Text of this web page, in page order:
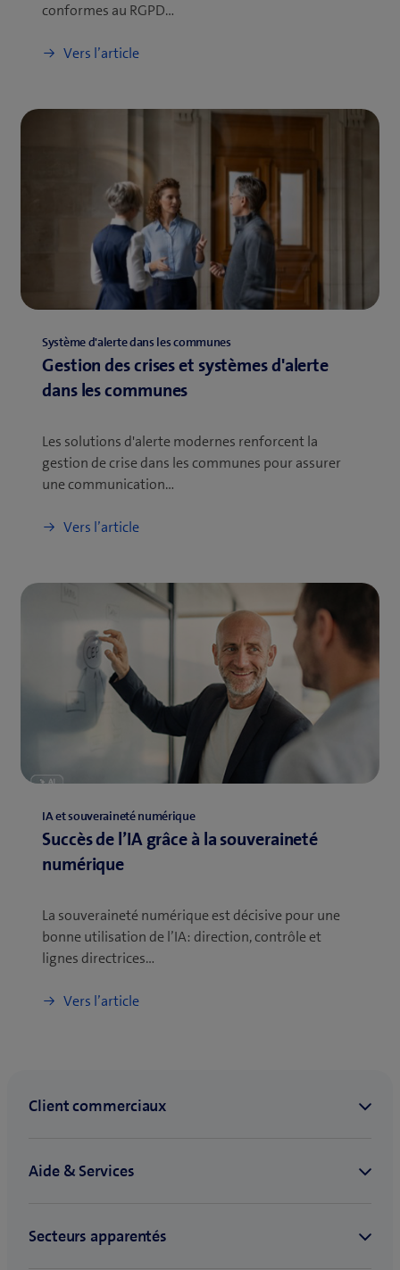
conformes au RGPD…
Vers l’article
Système d'alerte dans les communes
Gestion des crises et systèmes d'alerte
dans les communes
Les solutions d'alerte modernes renforcent la
gestion de crise dans les communes pour assurer
une communication…
Vers l’article
IA et souveraineté numérique
Succès de l’IA grâce à la souveraineté
numérique
La souveraineté numérique est décisive pour une
bonne utilisation de l’IA: direction, contrôle et
lignes directrices…
Vers l’article